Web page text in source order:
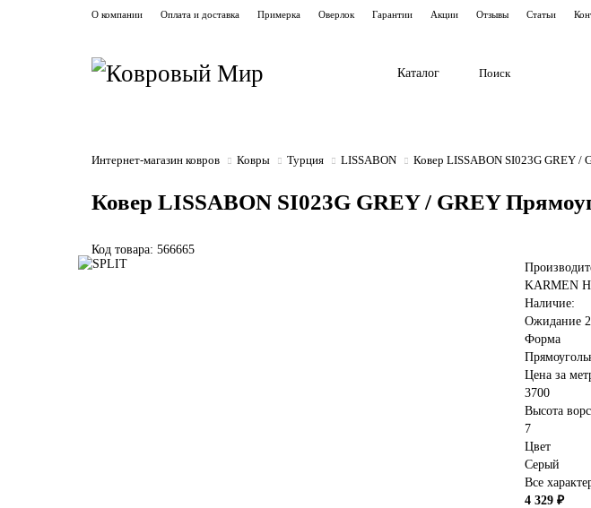
О компании Оплата и доставка Примерка Оверлок Гарантии Акции Отзывы Статьи
Каталог
Интернет-магазин ковров Ковры Турция LISSABON Ковер LISSABON SI023G GREY /
Ковер LISSABON SI023G GREY / GREY
Код товара: 566665
KARMEN
Наличие:
Ожидание
Форма
Цена за
3700
Высота
7
Цвет
Серый
Все
4 329 ₽